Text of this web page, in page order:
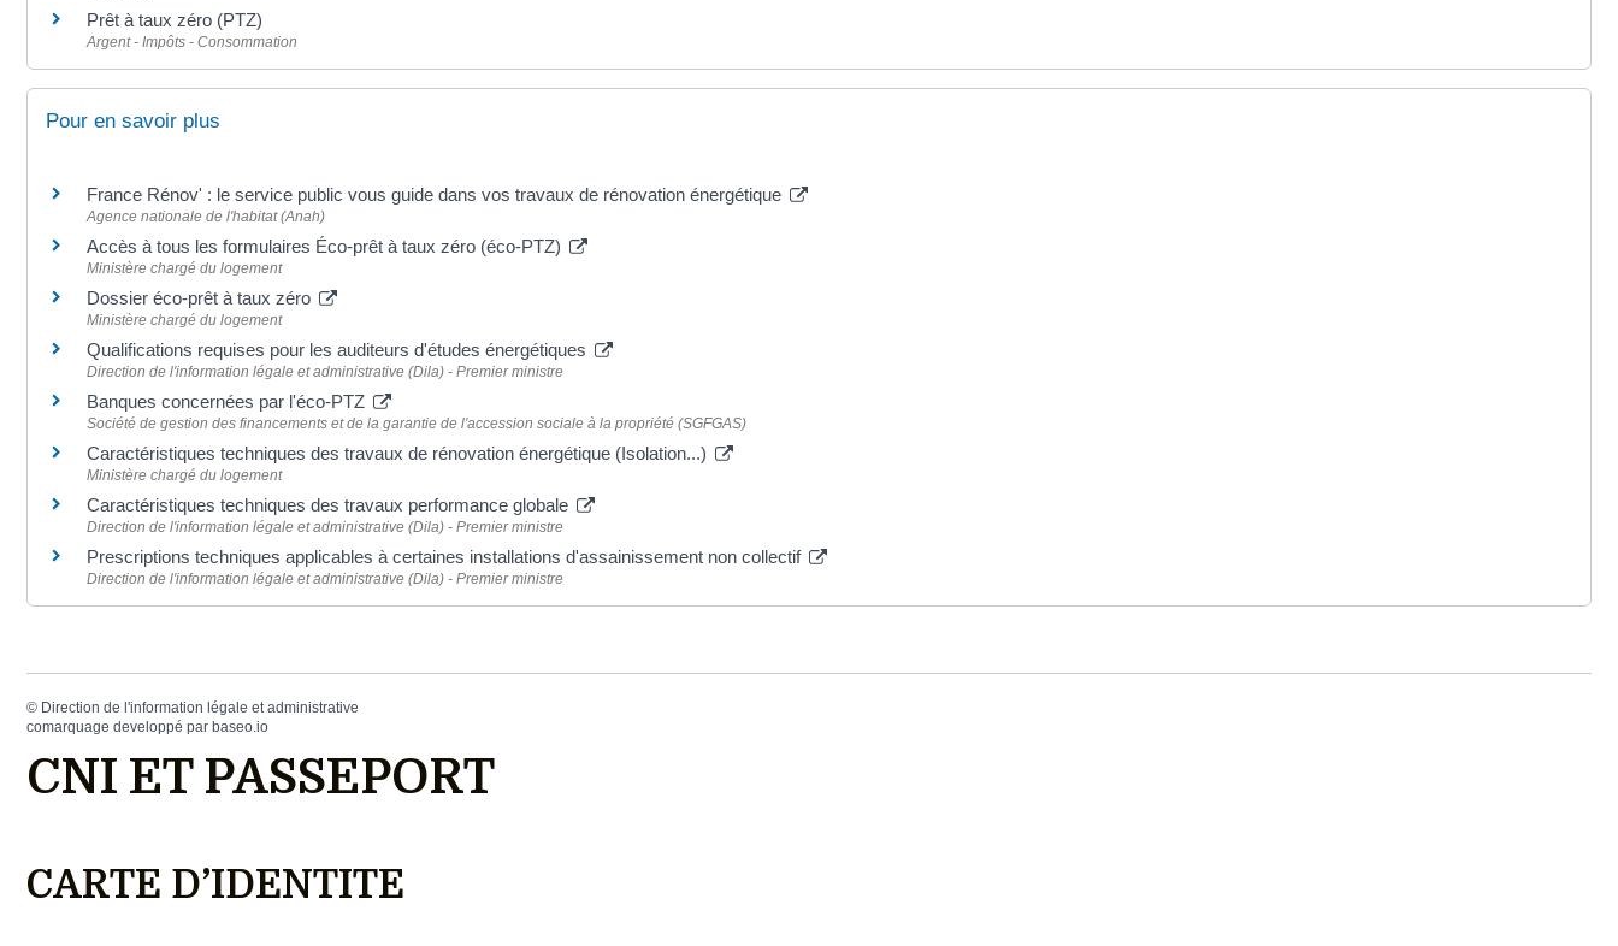
Prêt à taux zéro (PTZ)
Argent - Impôts - Consommation
Pour en savoir plus
France Rénov' : le service public vous guide dans vos travaux de rénovation énergétique
Agence nationale de l'habitat (Anah)
Accès à tous les formulaires Éco-prêt à taux zéro (éco-PTZ)
Ministère chargé du logement
Dossier éco-prêt à taux zéro
Ministère chargé du logement
Qualifications requises pour les auditeurs d'études énergétiques
Direction de l'information légale et administrative (Dila) - Premier ministre
Banques concernées par l'éco-PTZ
Société de gestion des financements et de la garantie de l'accession sociale à la propriété (SGFGAS)
Caractéristiques techniques des travaux de rénovation énergétique (Isolation...)
Ministère chargé du logement
Caractéristiques techniques des travaux performance globale
Direction de l'information légale et administrative (Dila) - Premier ministre
Prescriptions techniques applicables à certaines installations d'assainissement non collectif
Direction de l'information légale et administrative (Dila) - Premier ministre
© Direction de l'information légale et administrative
comarquage developpé par baseo.io
CNI ET PASSEPORT
CARTE D’IDENTITE